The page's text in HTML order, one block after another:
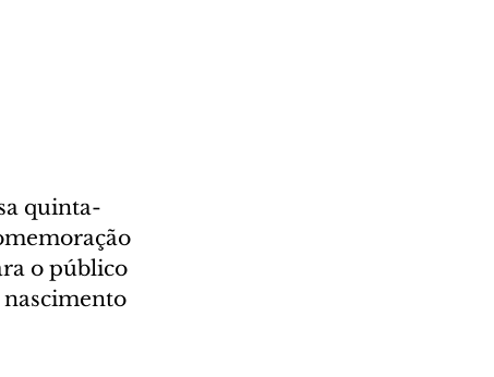
quinta-
o público
nascimento